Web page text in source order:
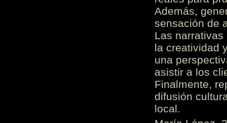
Además,
sensación de
Las
la creatividad
una
asistir a los
Finalmente,
difusión
local.